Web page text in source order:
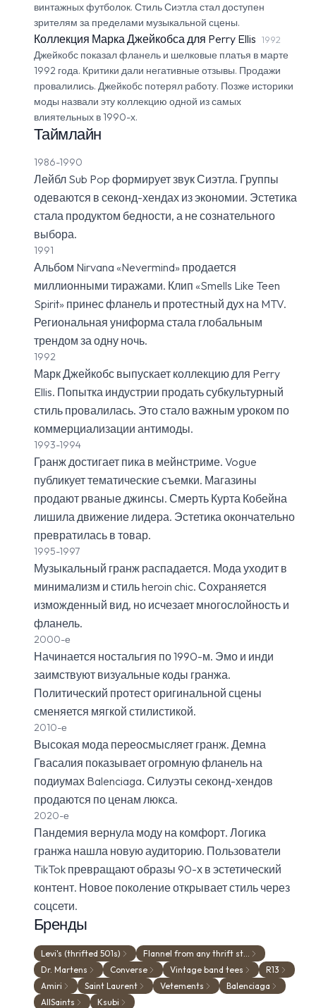
винтажных футболок. Стиль Сиэтла стал доступен
зрителям за пределами музыкальной сцены.
Коллекция Марка Джейкобса для Perry Ellis 1992
Джейкобс показал фланель и шелковые платья в марте
1992 года. Критики дали негативные отзывы. Продажи
провалились. Джейкобс потерял работу. Позже историки
моды назвали эту коллекцию одной из самых
влиятельных в 1990-х.
Таймлайн
1986-1990
Лейбл Sub Pop формирует звук Сиэтла. Группы
одеваются в секонд-хендах из экономии. Эстетика
стала продуктом бедности, а не сознательного
выбора.
1991
Альбом Nirvana «Nevermind» продается
миллионными тиражами. Клип «Smells Like Teen
Spirit» принес фланель и протестный дух на MTV.
Региональная униформа стала глобальным
трендом за одну ночь.
1992
Марк Джейкобс выпускает коллекцию для Perry
Ellis. Попытка индустрии продать субкультурный
стиль провалилась. Это стало важным уроком по
коммерциализации антимоды.
1993-1994
Гранж достигает пика в мейнстриме. Vogue
публикует тематические съемки. Магазины
продают рваные джинсы. Смерть Курта Кобейна
лишила движение лидера. Эстетика окончательно
превратилась в товар.
1995-1997
Музыкальный гранж распадается. Мода уходит в
минимализм и стиль heroin chic. Сохраняется
изможденный вид, но исчезает многослойность и
фланель.
2000-е
Начинается ностальгия по 1990-м. Эмо и инди
заимствуют визуальные коды гранжа.
Политический протест оригинальной сцены
сменяется мягкой стилистикой.
2010-е
Высокая мода переосмысляет гранж. Демна
Гвасалия показывает огромную фланель на
подиумах Balenciaga. Силуэты секонд-хендов
продаются по ценам люкса.
2020-е
Пандемия вернула моду на комфорт. Логика
гранжа нашла новую аудиторию. Пользователи
TikTok превращают образы 90-х в эстетический
контент. Новое поколение открывает стиль через
соцсети.
Бренды
Levi's (thrifted 501s)
Flannel from any thrift st…
Dr. Martens
Converse Vintage band tees
R13
Amiri
Saint Laurent Vetements
Balenciaga
AllSaints
Ksubi